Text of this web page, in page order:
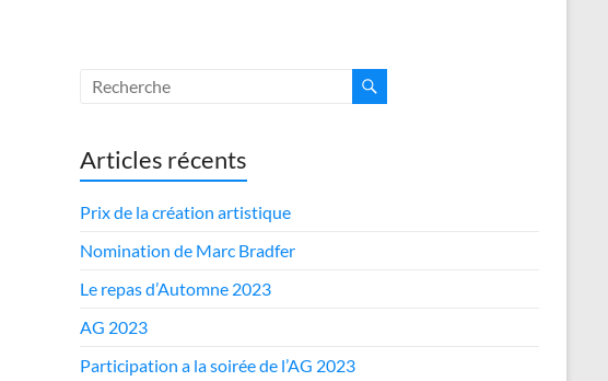
Articles récents
Prix de la création artistique
Nomination de Marc Bradfer
Le repas d’Automne 2023
AG 2023
Participation a la soirée de l’AG 2023